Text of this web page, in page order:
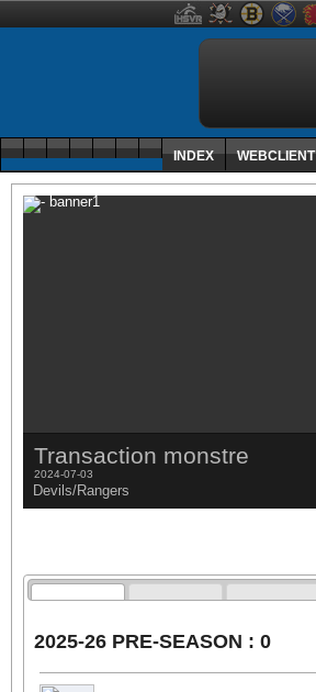
INDEX WEBCLIENT
Transaction monstre
2024-07-03
Devils/Rangers
2025-26 PRE-SEASON : 0